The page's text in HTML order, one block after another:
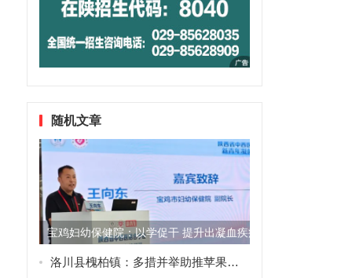
随机文章
宝鸡妇幼保健院：以学促干 提升出凝血疾病诊疗水平
洛川县槐柏镇：多措并举助推苹果销售